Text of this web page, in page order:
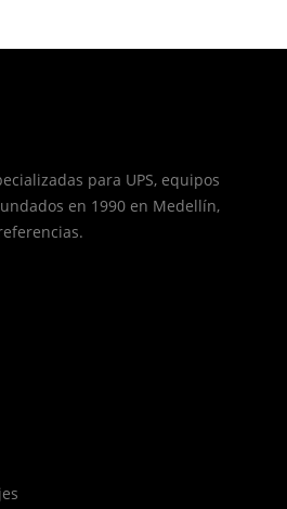
para UPS, equipos
en 1990 en Medellín,